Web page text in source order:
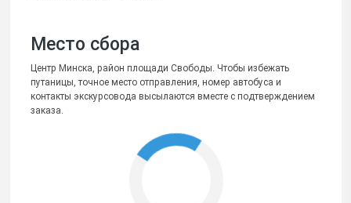
Место сбора
Центр Минска, район площади Свободы. Чтобы избежать
путаницы, точное место отправления, номер автобуса и
контакты экскурсовода высылаются вместе с подтверждением
заказа.